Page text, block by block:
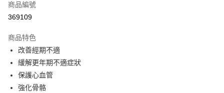
AlipayHK
其他轉帳方式
相關說明
【貨到付款】由順豐速運代收款項 簽收貨品後，將款項交給配送人員即可 *
注意「順豐智能櫃」是沒辦法貨到付款的。 【轉數快】可透過以下轉數快號
碼或銀行號碼付款，轉帳後請截圖WhatsApp 給我們確認！ FPS 編號 :
送貨方式
商品編號
369109
商品特色
改善經期不適
緩解更年期不適症狀
保護心血管
強化骨骼